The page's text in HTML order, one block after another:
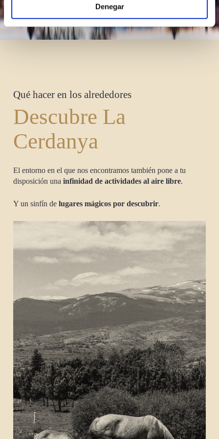
Denegar
Qué hacer en los alrededores
Descubre La
Cerdanya
El entorno en el que nos encontramos también pone a tu
disposición unainfinidad de actividades al aire libre.
Y un sinfín delugares mágicos por descubrir.